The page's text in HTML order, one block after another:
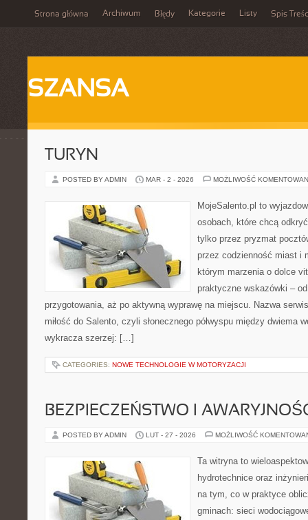
Strona główna Archiwum Błędy Kategorie Listy Spis
SZANSA
TURYN
POSTED BY ADMIN MAR - 2 - 2026 MOŻLIWOŚĆ
MojeSalento.pl to
osobach, które chcą
tylko przez pryzmat
przez codzienność miast i
którym marzenia o dolce
praktyczne wskazówki –
przygotowania, aż po aktywną wyprawę na miejscu. Nazwa
miłość do Salento, czyli słonecznego półwyspu między dwiema
wykracza szerzej: […]
CATEGORIES: NOWE TECHNOLOGIE W MOTORYZACJI
BEZPIECZEŃSTWO I
POSTED BY ADMIN LUT - 27 - 2026 MOŻLIWOŚĆ
Ta witryna to
hydrotechnice oraz
na tym, co w praktyce
gminach: sieci